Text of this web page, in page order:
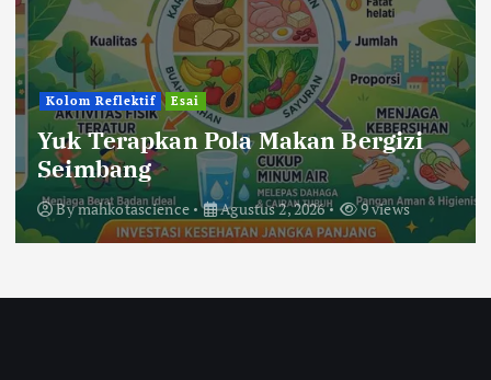
Kolom Reflektif Esai
Yuk Terapkan Pola Makan Bergizi
Seimbang
Bymahkotascience Agustus 2, 2026 9 views